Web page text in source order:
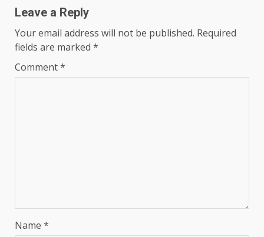
Leave a Reply
Your email address will not be published. Required
fields are marked *
Comment*
Name *